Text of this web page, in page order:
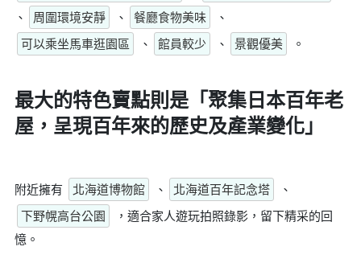
、
周圍環境安靜 、 餐廳食物美味
、
可以乘坐馬車逛園區
、 館員較少 、 景觀優美 。
最大的特色賣點則是「聚集日本百年老
屋，呈現百年來的歷史及產業變化」
附近擁有 北海道博物館 、 北海道百年記念塔
、
下野幌高台公園
，適合家人遊玩拍照錄影，留下精采的回
憶。